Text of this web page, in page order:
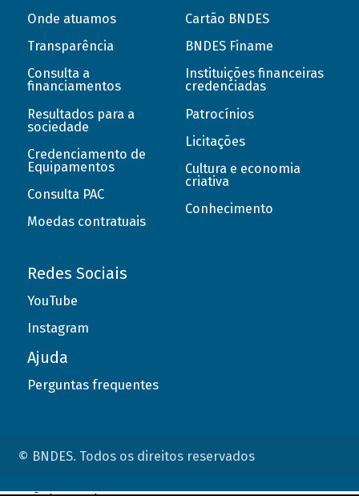
Onde atuamos
Transparência
Consulta a
financiamentos
Resultados para a
sociedade
Credenciamento de
Equipamentos
Consulta PAC
Moedas contratuais
Cartão BNDES
BNDES Finame
Instituições financeiras
credenciadas
Patrocínios
Licitações
Cultura e economia
criativa
Conhecimento
Redes Sociais
YouTube
Instagram
Ajuda
Perguntas frequentes
© BNDES. Todos os direitos reservados